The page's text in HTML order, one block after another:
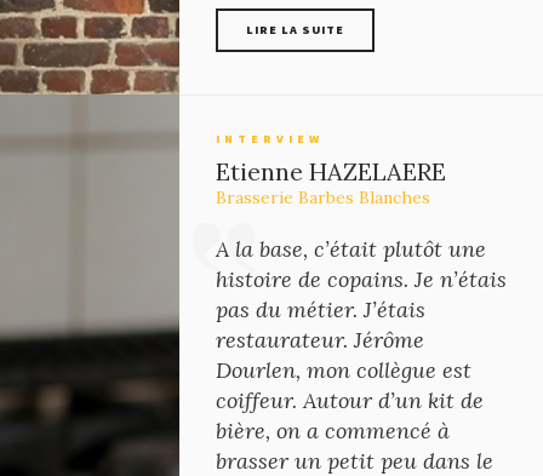
LIRE LA SUITE
INTERVIEW
Etienne HAZELAERE
Brasserie Barbes Blanches
A la base, c’était plutôt une
histoire de copains. Je n’étais
pas du métier. J’étais
restaurateur. Jérôme
Dourlen, mon collègue est
coiffeur. Autour d’un kit de
bière, on a commencé à
brasser un petit peu dans le